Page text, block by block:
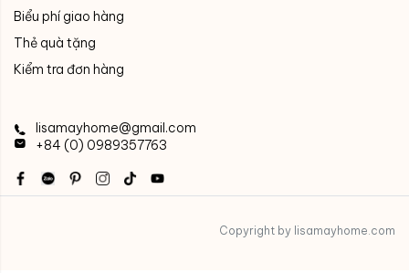
Biểu phí giao hàng
Thẻ quà tặng
Kiểm tra đơn hàng
lisamayhome@gmail.com
+84 (0) 0989357763
Copyright by lisamayhome.com